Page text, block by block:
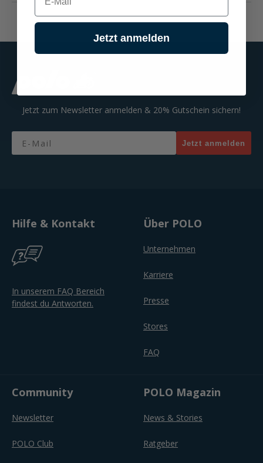
Jetzt zum Newsletter anmelden & 20% Gutschein sichern!
Email
Jetzt anmelden
Hilfe & Kontakt
In unserem FAQ Bereich
findest du Antworten.
Über POLO
Unternehmen
Karriere
Presse
Stores
FAQ
Community
Newsletter
POLO Club
POLO Magazin
News & Stories
Ratgeber
Jetzt anmelden